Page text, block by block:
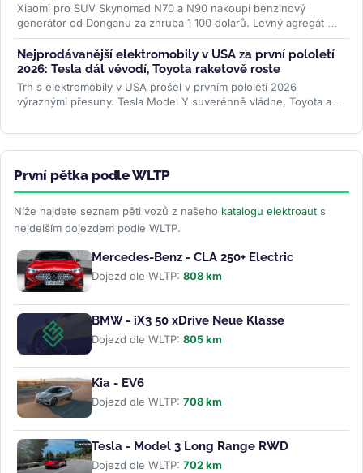
Xiaomi pro SUV Skynomad N70 a N90 nakoupí benzinový
generátor od Donganu za zhruba 1 100 dolarů. Levný agregát má
spolu s baterií až 76 kWh...>>
Nejprodávanější elektromobily v USA za první pololetí
2026: Tesla dál vévodí, Toyota raketově roste
Trh s elektromobily v USA prošel v prvním pololetí 2026
výraznými přesuny. Tesla Model Y suverénně vládne, Toyota a
První pětka podle WLTP
Níže najdete seznam pěti vozů z našeho katalogu elektroaut s
nejdelším dojezdem podle WLTP.
Mercedes-Benz - CLA 250+ Electric
Dojezd dle WLTP: 808 km
BMW - iX3 50 xDrive Neue Klasse
Dojezd dle WLTP: 805 km
Kia - EV6
Dojezd dle WLTP: 708 km
Tesla - Model 3 Long Range RWD
Dojezd dle WLTP: 702 km